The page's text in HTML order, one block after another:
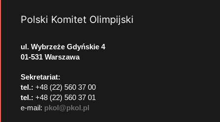
Polski Komitet Olimpijski
ul. Wybrzeże Gdyńskie 4
01-531 Warszawa
Sekretariat:
tel.: +48 (22) 560 37 00
tel.: +48 (22) 560 37 01
e-mail: pkol@pkol.pl